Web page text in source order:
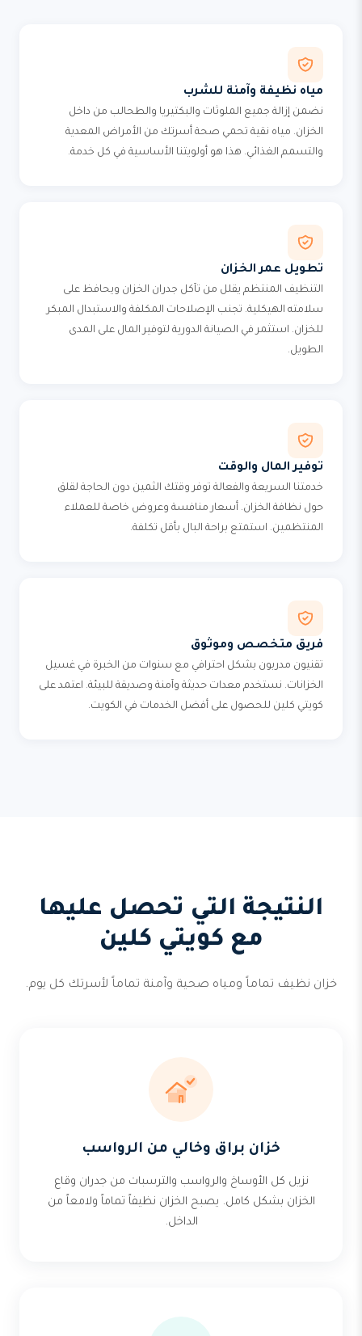
مياه نظيفة وآمنة للشرب
نضمن إزالة جميع الملوثات والبكتيريا والطحالب من داخل
الخزان. مياه نقية تحمي صحة أسرتك من الأمراض المعدية
والتسمم الغذائي. هذا هو أولويتنا الأساسية في كل خدمة.
تطويل عمر الخزان
التنظيف المنتظم يقلل من تآكل جدران الخزان ويحافظ على
سلامته الهيكلية. تجنب الإصلاحات المكلفة والاستبدال المبكر
للخزان. استثمر في الصيانة الدورية لتوفير المال على المدى
الطويل.
توفير المال والوقت
خدمتنا السريعة والفعالة توفر وقتك الثمين دون الحاجة لقلق
حول نظافة الخزان. أسعار منافسة وعروض خاصة للعملاء
المنتظمين. استمتع براحة البال بأقل تكلفة.
فريق متخصص وموثوق
تقنيون مدربون بشكل احترافي مع سنوات من الخبرة في غسيل
الخزانات. نستخدم معدات حديثة وآمنة وصديقة للبيئة. اعتمد على
كويتي كلين للحصول على أفضل الخدمات في الكويت.
النتيجة التي تحصل عليها
مع كويتي كلين
خزان نظيف تماماً ومياه صحية وآمنة تماماً لأسرتك كل يوم.
خزان براق وخالي من الرواسب
نزيل كل الأوساخ والرواسب والترسبات من جدران وقاع
الخزان بشكل كامل. يصبح الخزان نظيفاً تماماً ولامعاً من
الداخل.